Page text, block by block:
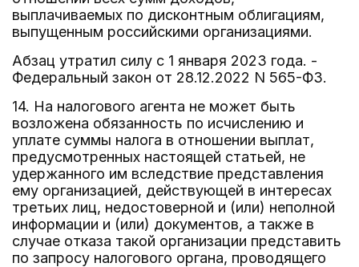
выплачиваемых по дисконтным облигациям,
выпущенным российскими организациями.
Абзац утратил силу с 1 января 2023 года. -
Федеральный закон от 28.12.2022 N 565-ФЗ.
14. На налогового агента не может быть
возложена обязанность по исчислению и
уплате суммы налога в отношении выплат,
предусмотренных настоящей статьей, не
удержанного им вследствие представления
ему организацией, действующей в интересах
третьих лиц, недостоверной и (или) неполной
информации и (или) документов, а также в
случае отказа такой организации представить
по запросу налогового органа, проводящего